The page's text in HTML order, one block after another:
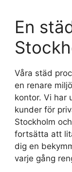
En
Våra städ
en renare
kontor. Vi har
kunder för
Stockholm
fortsätta att
dig en
varje gång